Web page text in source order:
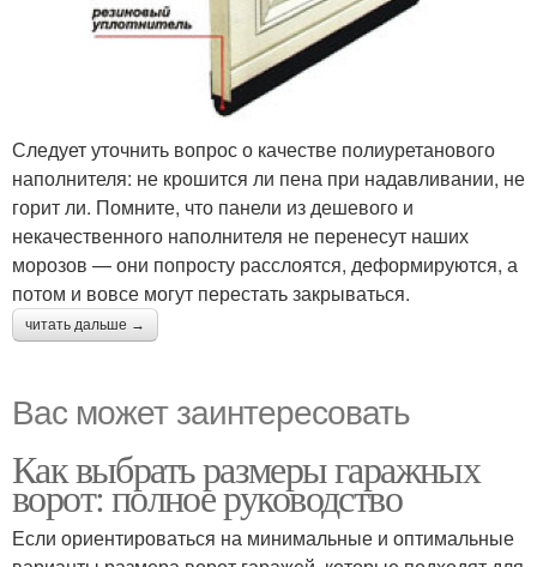
Следует уточнить вопрос о качестве полиуретанового
наполнителя: не крошится ли пена при надавливании, не
горит ли. Помните, что панели из дешевого и
некачественного наполнителя не перенесут наших
морозов — они попросту расслоятся, деформируются, а
потом и вовсе могут перестать закрываться.
читать дальше →
Вас может заинтересовать
Как выбрать размеры гаражных
ворот: полное руководство
Если ориентироваться на минимальные и оптимальные